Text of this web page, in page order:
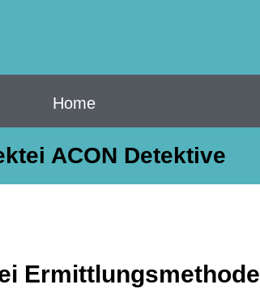
Home
ACON Detektive
Ermittlungsmethode